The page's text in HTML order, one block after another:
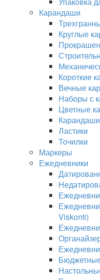
Карандаши
Круглые
Короткие
Вечные
Наборы с
Цветные
Ластики
Точилки
Маркеры
Ежедневники
Viskonti)